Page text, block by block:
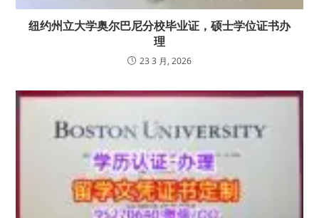
纽约州立大学奥尔巴尼分校毕业证，硕士学位证书办
理
23 3 月, 2026